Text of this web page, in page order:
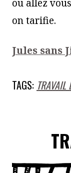
ou allez
on tarifie.
Jules sans
TAGS: TRAVAIL